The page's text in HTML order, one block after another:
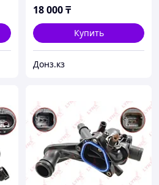
18 000₸
Купить
Донз.кз